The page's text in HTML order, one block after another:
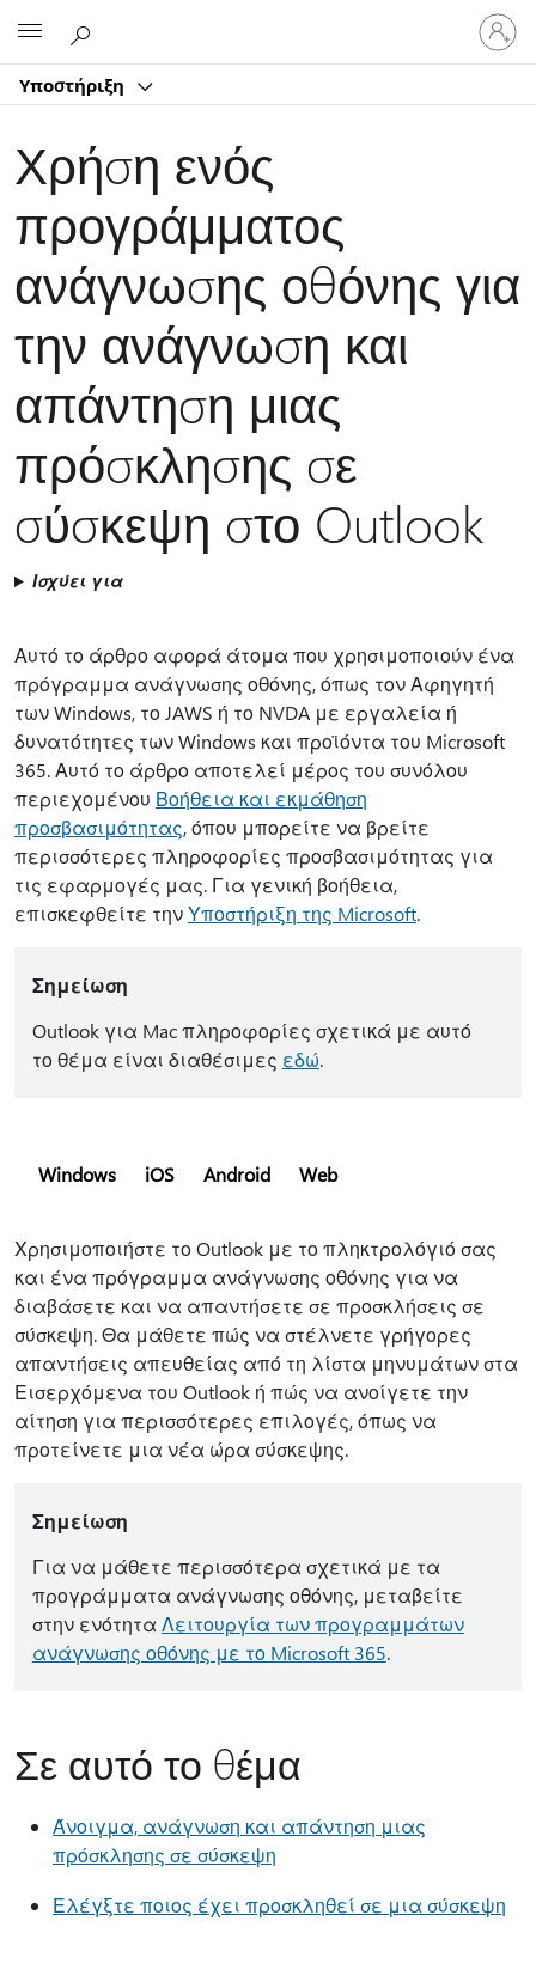
Υποστήριξη
Είσοδος
στον
Χρήση ενός
προγράμματος
ανάγνωσης οθόνης για
την ανάγνωση και
απάντηση μιας
πρόσκλησης σε
σύσκεψη στο Outlook
Ισχύει για
Αυτό το άρθρο αφορά άτομα που χρησιμοποιούν ένα
πρόγραμμα ανάγνωσης οθόνης, όπως τον Αφηγητή
των Windows, το JAWS ή το NVDA με εργαλεία ή
δυνατότητες των Windows και προϊόντα του Microsoft
365. Αυτό το άρθρο αποτελεί μέρος του συνόλου
περιεχομένου Βοήθεια και εκμάθηση
προσβασιμότητας, όπου μπορείτε να βρείτε
περισσότερες πληροφορίες προσβασιμότητας για
τις εφαρμογές μας. Για γενική βοήθεια,
επισκεφθείτε τηνΥποστήριξη της Microsoft.
Σημείωση
Outlook για Mac πληροφορίες σχετικά με αυτό
το θέμα είναι διαθέσιμες εδώ.
Windows iOS Android Web
Χρησιμοποιήστε το Outlook με το πληκτρολόγιό σας
και ένα πρόγραμμα ανάγνωσης οθόνης για να
διαβάσετε και να απαντήσετε σε προσκλήσεις σε
σύσκεψη. Θα μάθετε πώς να στέλνετε γρήγορες
απαντήσεις απευθείας από τη λίστα μηνυμάτων στα
Εισερχόμενα του Outlook ή πώς να ανοίγετε την
αίτηση για περισσότερες επιλογές, όπως να
προτείνετε μια νέα ώρα σύσκεψης.
Σημείωση
Για να μάθετε περισσότερα σχετικά με τα
προγράμματα ανάγνωσης οθόνης, μεταβείτε
στην ενότητα Λειτουργία των προγραμμάτων
ανάγνωσης οθόνης με το Microsoft 365.
Σε αυτό το θέμα
Άνοιγμα, ανάγνωση και απάντηση μιας
πρόσκλησης σε σύσκεψη
Ελέγξτε ποιος έχει προσκληθεί σε μια σύσκεψη